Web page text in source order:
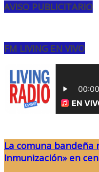
AVISO PUBLICITARIO
FM LIVING EN VIVO
La comuna bandeña
Inmunización» en